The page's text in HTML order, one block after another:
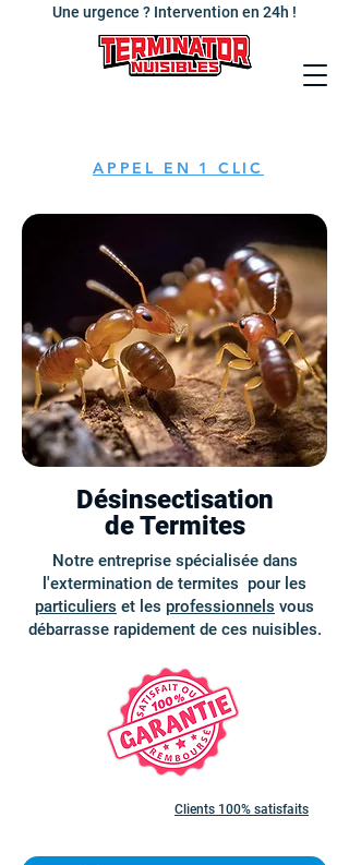
Une urgence ? Intervention en 24h !
APPEL EN 1 CLIC
Désinsectisation
de Termites
Notre entreprise spécialisée dans
l'extermination de termites pour les
particuliers et les professionnels vous
débarrasse rapidement de ces nuisibles.
Clients 100% satisfaits